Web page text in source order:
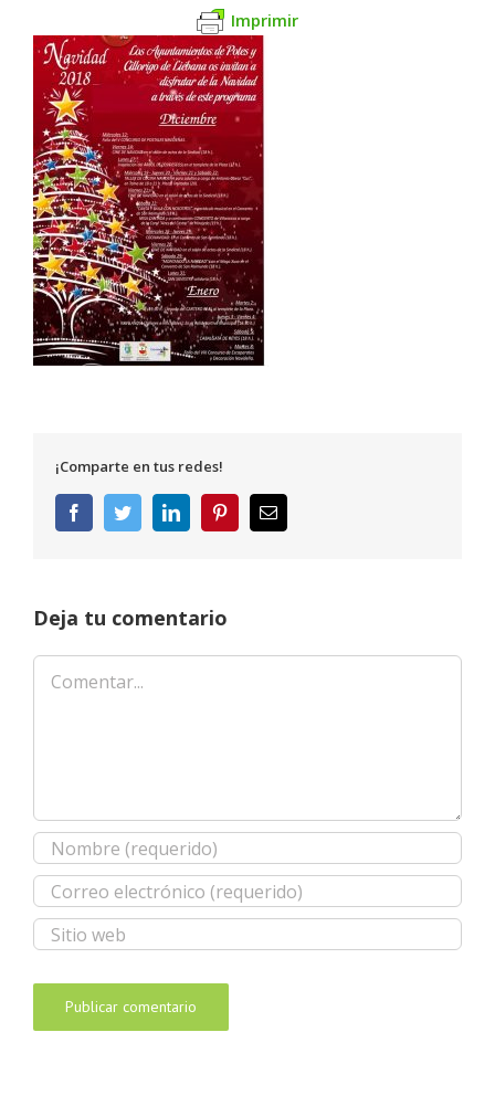
Imprimir
¡Comparte en tus redes!
FacebookTwitterLinkedInPinterestCorreo
electrónico
Deja tu comentario
Comentar